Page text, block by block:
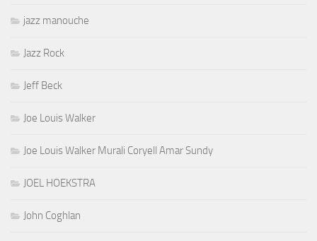
jazz manouche
Jazz Rock
Jeff Beck
Joe Louis Walker
Joe Louis Walker Murali Coryell Amar Sundy
JOEL HOEKSTRA
John Coghlan